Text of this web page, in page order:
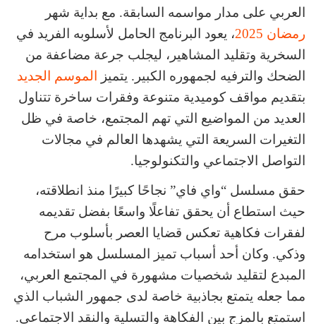
العربي على مدار مواسمه السابقة. مع بداية شهر
رمضان 2025
، يعود البرنامج الحامل لأسلوبه الفريد في
السخرية وتقليد المشاهير، ليجلب جرعة مضاعفة من
الضحك والترفيه لجمهوره الكبير. يتميز
الموسم الجديد
بتقديم مواقف كوميدية متنوعة وفقرات ساخرة تتناول
العديد من المواضيع التي تهم المجتمع، خاصة في ظل
التغيرات السريعة التي يشهدها العالم في مجالات
التواصل الاجتماعي والتكنولوجيا.
حقق مسلسل “واي فاي” نجاحًا كبيرًا منذ انطلاقته،
حيث استطاع أن يحقق تفاعلًا واسعًا بفضل تقديمه
لفقرات فكاهية تعكس قضايا العصر بأسلوب مرح
وذكي. وكان أحد أسباب تميز المسلسل هو استخدامه
المبدع لتقليد شخصيات مشهورة في المجتمع العربي،
مما جعله يتمتع بجاذبية خاصة لدى جمهور الشباب الذي
استمتع بالمزج بين الفكاهة والتسلية والنقد الاجتماعي.